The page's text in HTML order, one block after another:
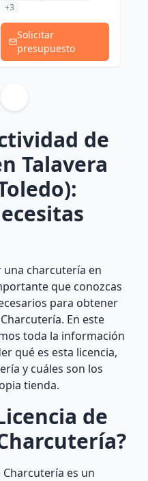
+3
Solicitar
presupuesto
de
Talavera
una charcutería en
que conozcas
para obtener
En este
toda la información
qué es esta licencia,
y cuáles son los
tienda.
de
Charcutería es un